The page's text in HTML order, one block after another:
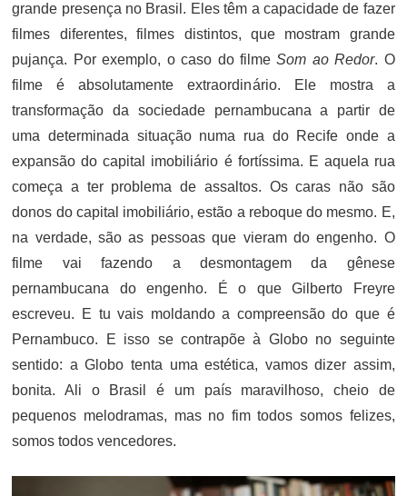
grande presença no Brasil. Eles têm a capacidade de fazer
filmes diferentes, filmes distintos, que mostram grande
pujança. Por exemplo, o caso do filmeSom ao Redor. O
filme é absolutamente extraordinário. Ele mostra a
transformação da sociedade pernambucana a partir de
uma determinada situação numa rua do Recife onde a
expansão do capital imobiliário é fortíssima. E aquela rua
começa a ter problema de assaltos. Os caras não são
donos do capital imobiliário, estão a reboque do mesmo. E,
na verdade, são as pessoas que vieram do engenho. O
filme vai fazendo a desmontagem da gênese
pernambucana do engenho. É o que Gilberto Freyre
escreveu. E tu vais moldando a compreensão do que é
Pernambuco. E isso se contrapõe à Globo no seguinte
sentido: a Globo tenta uma estética, vamos dizer assim,
bonita. Ali o Brasil é um país maravilhoso, cheio de
pequenos melodramas, mas no fim todos somos felizes,
somos todos vencedores.